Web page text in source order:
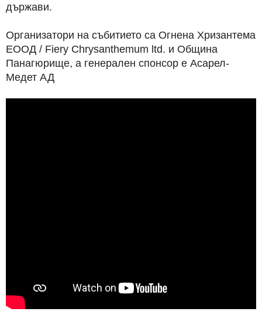
държави.
Организатори на събитието са Огнена Хризантема
ЕООД / Fiery Chrysanthemum ltd. и Община
Панагюрище, а генерален спонсор е Асарел-
Медет АД